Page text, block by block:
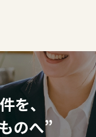
を、
のへ”